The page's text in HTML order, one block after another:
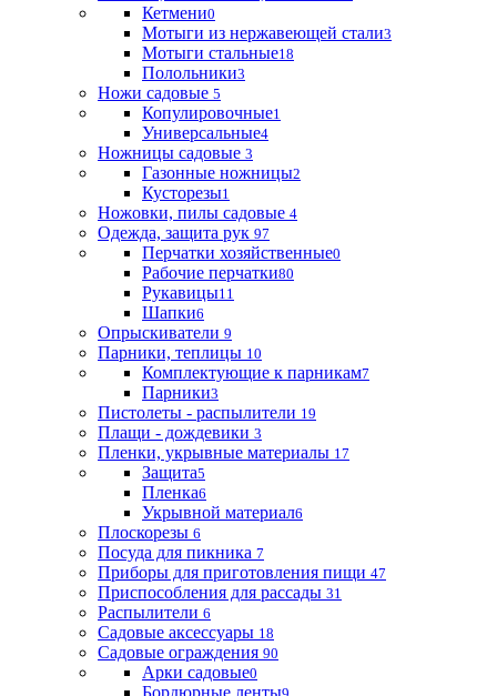
Кетмени0
Мотыги из нержавеющей стали3
Мотыги стальные18
Полольники3
Ножи садовые 5
Копулировочные1
Универсальные4
Ножницы садовые 3
Газонные ножницы2
Кусторезы1
Ножовки, пилы садовые 4
Одежда, защита рук 97
Перчатки хозяйственные0
Рабочие перчатки80
Рукавицы11
Шапки6
Опрыскиватели 9
Парники, теплицы 10
Комплектующие к парникам7
Парники3
Пистолеты - распылители 19
Плащи - дождевики 3
Пленки, укрывные материалы 17
Защита5
Пленка6
Укрывной материал6
Плоскорезы 6
Посуда для пикника 7
Приборы для приготовления пищи 47
Приспособления для рассады 31
Распылители 6
Садовые аксессуары 18
Садовые ограждения 90
Арки садовые0
Бордюрные ленты